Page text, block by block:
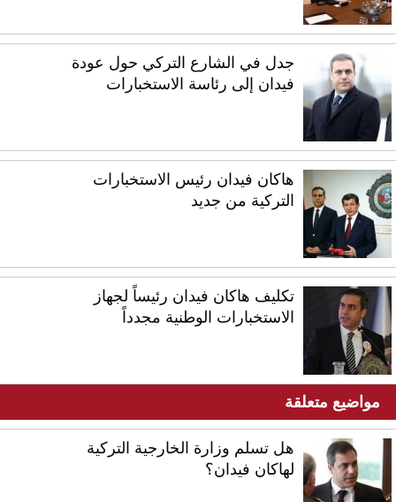
جدل في الشارع التركي حول عودة
فيدان إلى رئاسة الاستخبارات
هاكان فيدان رئيس الاستخبارات
التركية من جديد
تكليف هاكان فيدان رئيساً لجهاز
الاستخبارات الوطنية مجدداً
مواضيع متعلقة
هل تسلم وزارة الخارجية التركية
لهاكان فيدان؟